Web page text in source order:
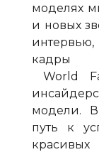
моделях
и новых
World
модели.
путь к